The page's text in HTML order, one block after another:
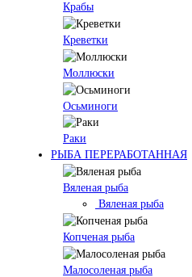
Крабы
Креветки
Моллюски
Осьминоги
Раки
РЫБА ПЕРЕРАБОТАННАЯ
Вяленая рыба
Вяленая рыба
Копченая рыба
Малосоленая рыба